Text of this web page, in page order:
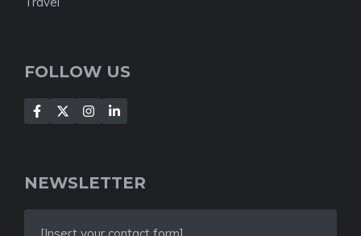
FOLLOW US
NEWSLETTER